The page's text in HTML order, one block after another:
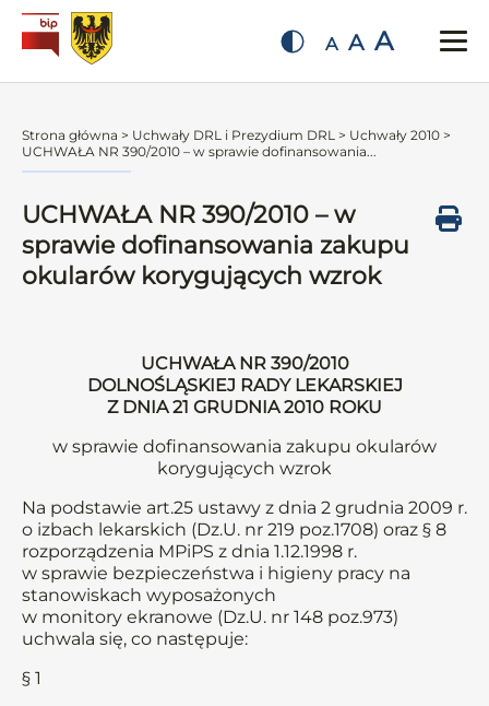
A A A
Strona główna > Uchwały DRL i Prezydium DRL > Uchwały 2010 >
UCHWAŁA NR 390/2010 – w sprawie dofinansowania...
UCHWAŁA NR 390/2010 – w
sprawie dofinansowania zakupu
okularów korygujących wzrok
UCHWAŁA NR 390/2010
DOLNOŚLĄSKIEJ RADY LEKARSKIEJ
Z DNIA 21 GRUDNIA 2010 ROKU
w sprawie dofinansowania zakupu okularów
korygujących wzrok
Na podstawie art.25 ustawy z dnia 2 grudnia 2009 r.
o izbach lekarskich (Dz.U. nr 219 poz.1708) oraz § 8
rozporządzenia MPiPS z dnia 1.12.1998 r.
w sprawie bezpieczeństwa i higieny pracy na
stanowiskach wyposażonych
w monitory ekranowe (Dz.U. nr 148 poz.973)
uchwala się, co następuje:
§ 1